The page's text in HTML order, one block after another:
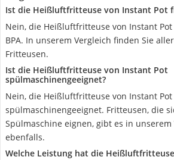
Ist die Heißluftfritteuse von Instant Pot
Nein, die Heißluftfritteuse von Instant
BPA. In unserem Vergleich finden Sie
Fritteusen.
Ist die Heißluftfritteuse von Instant Pot
spülmaschinengeeignet?
Nein, die Heißluftfritteuse von Instant
spülmaschinengeeignet. Fritteusen, die
Spülmaschine eignen, gibt es in
ebenfalls.
Welche Leistung hat die